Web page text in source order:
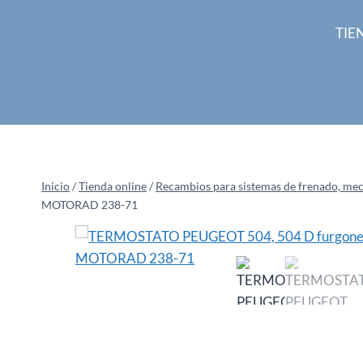
Inicio/Tienda online/ Recambios para sistemas de frenado,
MOTORAD 238-71